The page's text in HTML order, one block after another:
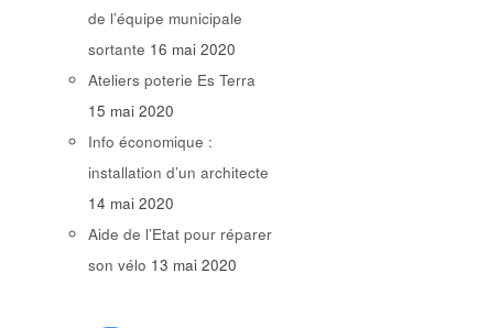
de l’équipe municipale
sortante 16 mai 2020
Ateliers poterie Es Terra
15 mai 2020
Info économique :
installation d’un architecte
14 mai 2020
Aide de l’Etat pour réparer
son vélo 13 mai 2020